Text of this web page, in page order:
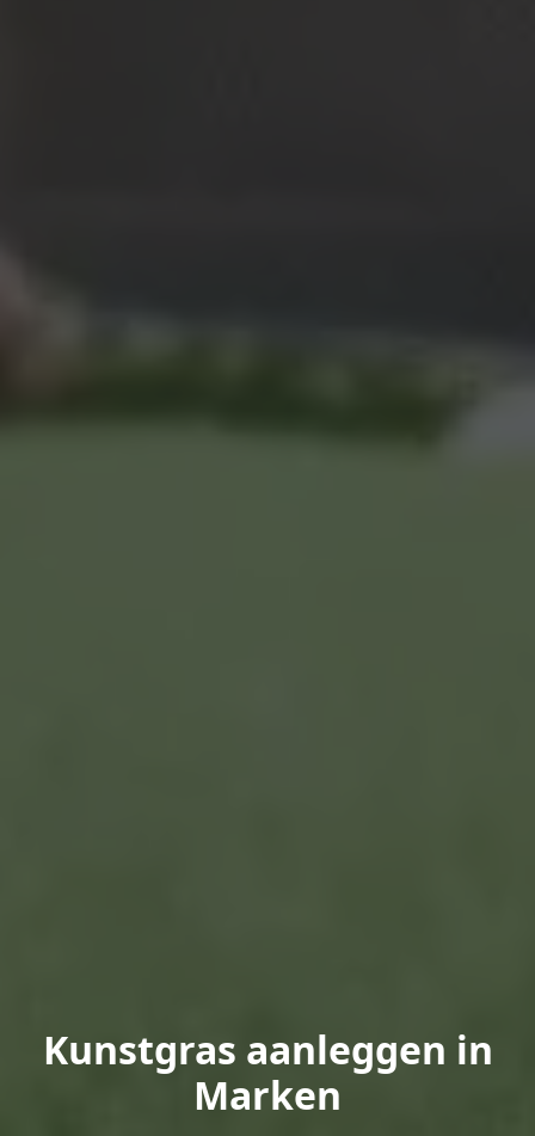
Kunstgras aanleggen in
Marken